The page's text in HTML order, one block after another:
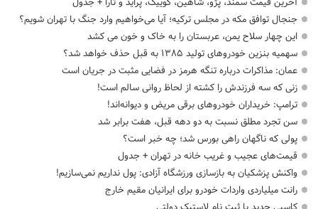
جنجال توافق مکه در مجلس ترکیه؛ آیا می‌خواهیم وارد جنگ با تهران شویم؟
این چهار سلاح یمن، عربستان را به خاک و خون می کشد
سهمیه بنزین خودروهای تولید ۱۳۸۵ به قبل حذف خواهد شد؟
عمان: مذاکرات درباره تنگه هرمز در فضایی مثبت در جریان است
زنی که سه فرزندش را کشته از لحاظ روانی سالم است!
ترامپ: خریداران خودروهای برقی مریض و دیوانه‌اند!
سن تجرد مطلق نسبت به دو دهه قبل، هفت برابر شد
پولی که ناگهان راهی بورس شد؛ چه خبر است؟
قیمت‌های عجیب و غریب خانه در تهران + جدول
واکنش پزشکیان به بازسازی ورزشگاه آزادی: پول نداریم نمی‌سازیم!
رانت میلیاردی واردات خودرو برای ایرانیان مقیم خارج